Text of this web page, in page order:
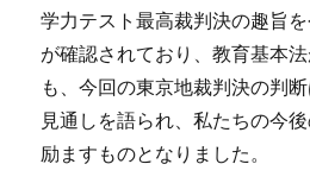
学力テスト最高裁判決の趣旨
が確認されており、教育基本
も、今回の東京地裁判決の判
見通しを語られ、私たちの今
励ますものとなりました。